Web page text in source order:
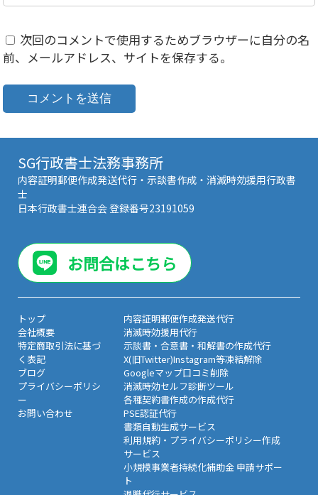
次回のコメントで使用するためブラウザーに自分の名
前、メールアドレス、サイトを保存する。
SG行政書士法務事務所
内容証明郵便作成発送代行・示談書作成・消滅時効援用行政書
士
日本行政書士連合会 登録番号23191059
お問合はこちら
トップ
会社概要
特定商取引法に基づ
く表記
ブログ
プライバシーポリシ
ー
お問い合わせ
内容証明郵便作成発送代行
消滅時効援用代行
示談書・合意書・和解書の作成代行
X(旧Twitter)Instagram等凍結解除
Googleマップ口コミ削除
消滅時効セルフ診断ツール
各種契約書作成の作成代行
PSE認証代行
書類自動生成サービス
利用規約・プライバシーポリシー作成
サービス
小規模事業者持続化補助金 申請サポー
ト